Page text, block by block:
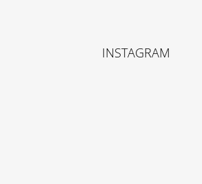
INSTAGRAM